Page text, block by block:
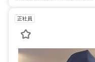
正社員